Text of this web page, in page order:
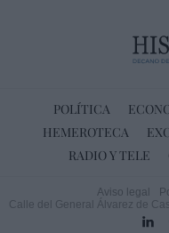
POLÍTICA
HEMEROTECA
RADIO Y TELE
Aviso legal
Calle del General Álvarez de